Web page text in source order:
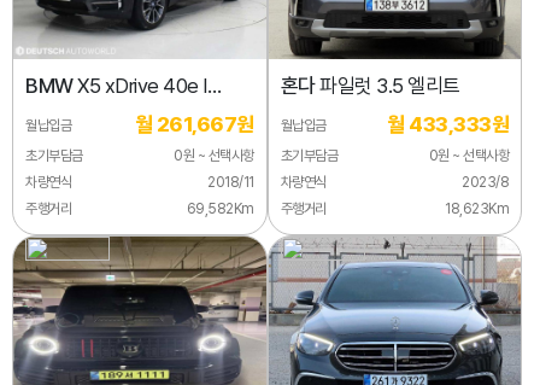
BMWX5 xDrive 40e I
퍼포먼스
월납입금 월 261,667원
초기부담금
0원 ~ 선택사항
차량연식
2018/11
주행거리
69,582Km
혼다파일럿 3.5 엘리트
월납입금 월 433,333원
초기부담금
0원 ~ 선택사항
차량연식
2023/8
주행거리
18,623Km